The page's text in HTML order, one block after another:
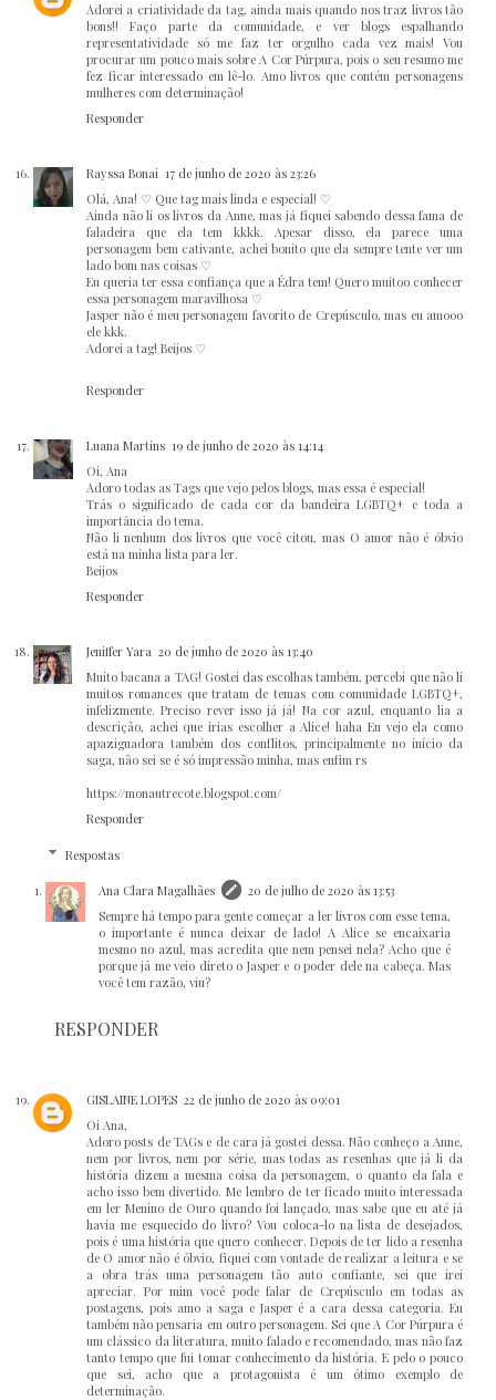
Adorei a criatividade da tag, ainda mais quando nos traz livros tão
bons!! Faço parte da comunidade, e ver blogs espalhando
representatividade só me faz ter orgulho cada vez mais! Vou
procurar um pouco mais sobre A Cor Púrpura, pois o seu resumo me
fez ficar interessado em lê-lo. Amo livros que contém personagens
mulheres com determinação!
Responder
Rayssa Bonai 17 de junho de 2020 às 23:26
Olá, Ana! ♡ Que tag mais linda e especial! ♡
Ainda não li os livros da Anne, mas já fiquei sabendo dessa fama de
faladeira que ela tem kkkk. Apesar disso, ela parece uma
personagem bem cativante, achei bonito que ela sempre tente ver um
lado bom nas coisas ♡
Eu queria ter essa confiança que a Édra tem! Quero muitoo conhecer
essa personagem maravilhosa ♡
Jasper não é meu personagem favorito de Crepúsculo, mas eu amooo
ele kkk.
Adorei a tag! Beijos ♡
Responder
Luana Martins 19 de junho de 2020 às 14:14
Oi, Ana
Adoro todas as Tags que vejo pelos blogs, mas essa é especial!
Trás o significado de cada cor da bandeira LGBTQ+ e toda a
importância do tema.
Não li nenhum dos livros que você citou, mas O amor não é óbvio
está na minha lista para ler.
Beijos
Responder
Jeniffer Yara 20 de junho de 2020 às 13:40
Muito bacana a TAG! Gostei das escolhas também, percebi que não li
muitos romances que tratam de temas com comunidade LGBTQ+,
infelizmente. Preciso rever isso já já! Na cor azul, enquanto lia a
descrição, achei que irias escolher a Alice! haha Eu vejo ela como
apaziguadora também dos conflitos, principalmente no início da
saga, não sei se é só impressão minha, mas enfim rs
https://monautrecote.blogspot.com/
Responder
Respostas
Ana Clara Magalhães
20 de julho de 2020 às 13:53
Sempre há tempo para gente começar a ler livros com esse tema,
o importante é nunca deixar de lado! A Alice se encaixaria
mesmo no azul, mas acredita que nem pensei nela? Acho que é
porque já me veio direto o Jasper e o poder dele na cabeça. Mas
você tem razão, viu?
RESPONDER
GISLAINE LOPES 22 de junho de 2020 às 09:01
Oi Ana,
Adoro posts de TAGs e de cara já gostei dessa. Não conheço a Anne,
nem por livros, nem por série, mas todas as resenhas que já li da
história dizem a mesma coisa da personagem, o quanto ela fala e
acho isso bem divertido. Me lembro de ter ficado muito interessada
em ler Menino de Ouro quando foi lançado, mas sabe que eu até já
havia me esquecido do livro? Vou coloca-lo na lista de desejados,
pois é uma história que quero conhecer. Depois de ter lido a resenha
de O amor não é óbvio, fiquei com vontade de realizar a leitura e se
a obra trás uma personagem tão auto confiante, sei que irei
apreciar. Por mim você pode falar de Crepúsculo em todas as
postagens, pois amo a saga e Jasper é a cara dessa categoria. Eu
também não pensaria em outro personagem. Sei que A Cor Púrpura é
um clássico da literatura, muito falado e recomendado, mas não faz
tanto tempo que fui tomar conhecimento da história. E pelo o pouco
que sei, acho que a protagonista é um ótimo exemplo de
determinação.